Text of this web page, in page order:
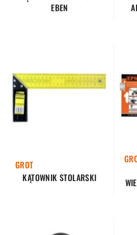
EBEN
GROT
KĄTOWNIK STOLARSKI